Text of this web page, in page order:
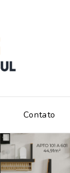
Contato